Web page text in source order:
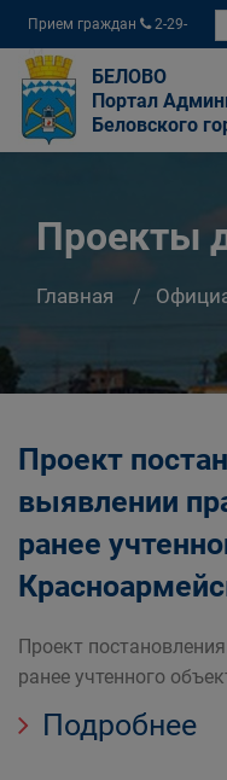
Прием граждан
2-29-
04
БЕЛОВО
Портал
Беловского
Проекты
Главная
Проект
выявлении
ранее
Проект
ранее учтенного
Подробнее